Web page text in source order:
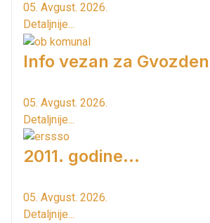
05. Avgust. 2026.
Detaljnije...
Info vezan za
05. Avgust. 2026.
Detaljnije...
2011. godine...
05. Avgust. 2026.
Detaljnije...